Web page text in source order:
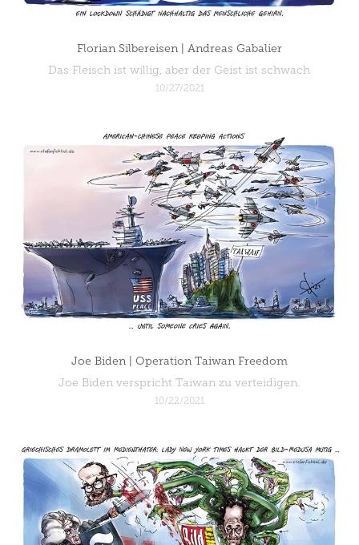
Florian Silbereisen | Andreas Gabalier
Das Fleisch ist willig, aber der Geist ist schwach
10/27/2021
Joe Biden | Operation Taiwan Freedom
Joe Biden verspricht Taiwan zu verteidigen.
10/22/2021